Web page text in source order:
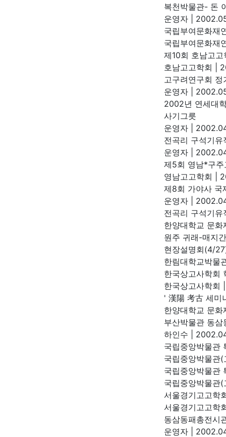
복천박물관- 돈
운영자
국립부여문화재
국립부여문화재
제10회 호남고
호남고고학회
고구려연구회
운영자
2002년 연세대
사기그릇
운영자
전곡리 구석기
운영자
제5회 영남*구
영남고고학회
제8회 가야사
운영자
전곡리 구석기
한양대학교 문
원주 귀래-매지
현장설명회(4/
한림대학교박물
한국상고사학회
한국상고사학회
' 漢陽 考古 세미
한양대학교 문
부산박물관 동
하인수
국립중앙박물관
국립중앙박물관
국립중앙박물관
국립중앙박물관
서울경기고고학
서울경기고고학
동삼동패총전시
운영자